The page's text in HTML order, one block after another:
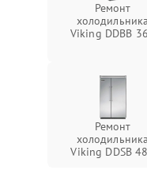
Ремонт
холодильника
Viking DDBB
Ремонт
холодильника
Viking DDSB